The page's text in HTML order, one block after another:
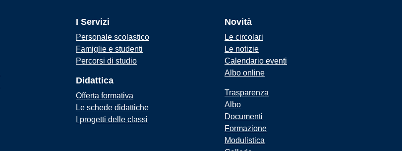
I Servizi
Personale scolastico
Famiglie e studenti
Percorsi di studio
Didattica
Offerta formativa
Le schede didattiche
I progetti delle classi
Novità
Le circolari
Le notizie
Calendario eventi
Albo online
Trasparenza
Albo
Documenti
Formazione
Modulistica